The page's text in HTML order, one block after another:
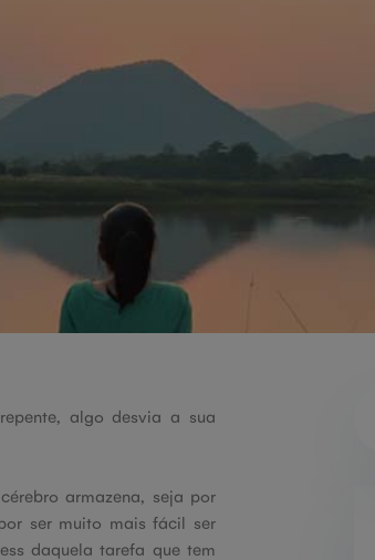
algo desvia a sua
armazena, seja por
ser muito mais fácil ser
daquela tarefa que tem